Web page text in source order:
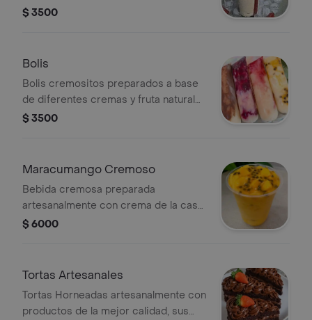
$ 3500
Bolis
Bolis cremositos preparados a base
de diferentes cremas y fruta natural
Los sabores disponibles son: fresa,
$ 3500
Maracumango Cremoso
Bebida cremosa preparada
artesanalmente con crema de la casa,
pulpa de maracuyá, mango y trozos
$ 6000
Tortas Artesanales
Tortas Horneadas artesanalmente con
productos de la mejor calidad, sus